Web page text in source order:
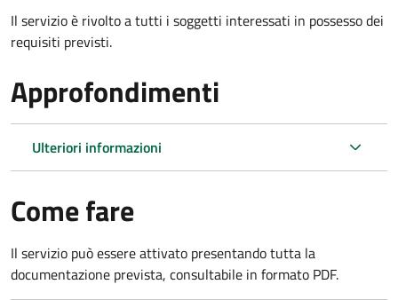
Il servizio è rivolto a tutti i soggetti interessati in possesso dei
requisiti previsti.
Approfondimenti
Ulteriori informazioni
Come fare
Il servizio può essere attivato presentando tutta la
documentazione prevista, consultabile in formato PDF.